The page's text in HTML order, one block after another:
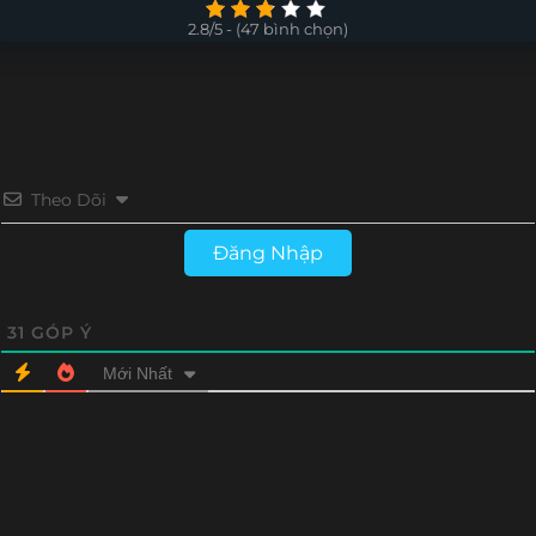
Tập 3 Tập 2
2.8/5 - (47 bình chọn)
Theo Dõi
Đăng Nhập
31 GÓP Ý
Mới Nhất